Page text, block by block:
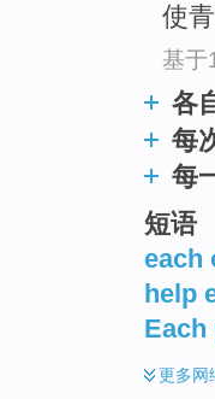
使
基于
各
每
每
短语
each
help
Each
更多网